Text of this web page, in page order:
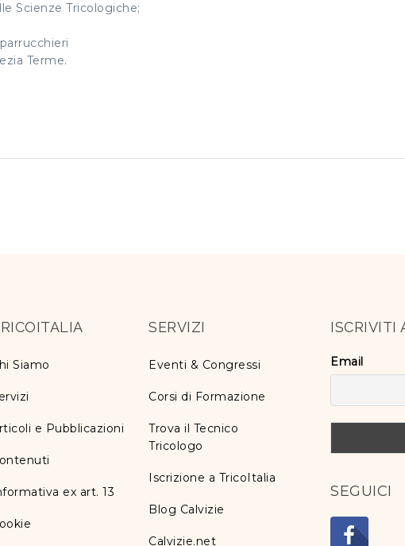
Scienze Tricologiche;
Terme.
Siamo
e Pubblicazioni
ex art. 13
SERVIZI
Eventi & Congressi
Corsi di Formazione
Trova il Tecnico
Tricologo
Iscrizione a TricoItalia
Blog Calvizie
Calvizie.net
ISCRIVITI
Email
SEGUICI